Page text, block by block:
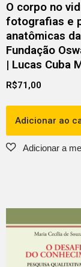
O corpo no
fotografias e
anatômicas da
Fundação
| Lucas Cuba
R$71,00
Adicionar ao